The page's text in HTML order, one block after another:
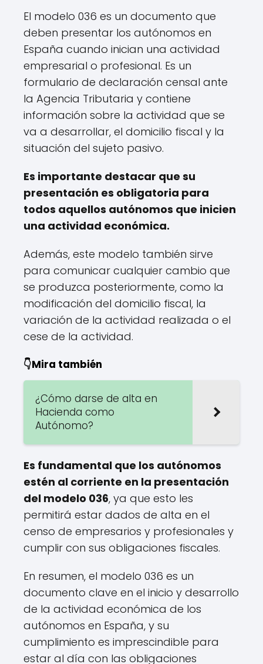
El modelo 036 es un documento que
deben presentar los autónomos en
España cuando inician una actividad
empresarial o profesional. Es un
formulario de declaración censal ante
la Agencia Tributaria y contiene
información sobre la actividad que se
va a desarrollar, el domicilio fiscal y la
situación del sujeto pasivo.
Es importante destacar que su
presentación es obligatoria para
todos aquellos autónomos que inicien
una actividad económica.
Además, este modelo también sirve
para comunicar cualquier cambio que
se produzca posteriormente, como la
modificación del domicilio fiscal, la
variación de la actividad realizada o el
cese de la actividad.
👇Mira también
¿Cómo darse de alta en
Hacienda como
Autónomo?
Es fundamental que los autónomos
estén al corriente en la presentación
del modelo 036, ya que esto les
permitirá estar dados de alta en el
censo de empresarios y profesionales y
cumplir con sus obligaciones fiscales.
En resumen, el modelo 036 es un
documento clave en el inicio y desarrollo
de la actividad económica de los
autónomos en España, y su
cumplimiento es imprescindible para
estar al día con las obligaciones